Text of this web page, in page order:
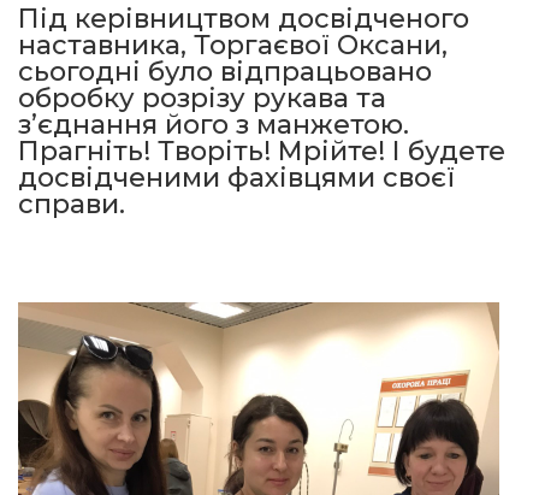
Під керівництвом досвідченого
наставника, Торгаєвої Оксани,
сьогодні було відпрацьовано
обробку розрізу рукава та
з’єднання його з манжетою.
Прагніть! Творіть! Мрійте! І будете
досвідченими фахівцями своєї
справи.